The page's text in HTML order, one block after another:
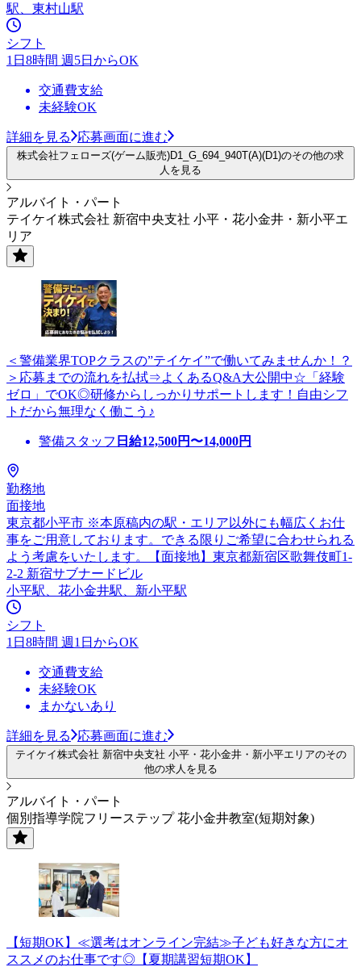
駅、東村山駅
シフト
1日8時間 週5日からOK
交通費支給
未経験OK
詳細を見る 応募画面に進む
株式会社フェローズ(ゲーム販売)D1_G_694_940T(A)(D1)のその他の求
人を見る
アルバイト・パート
テイケイ株式会社 新宿中央支社 小平・花小金井・新小平エ
リア
＜警備業界TOPクラスの”テイケイ”で働いてみませんか！？
＞応募までの流れを払拭⇒よくあるQ&A大公開中☆「経験
ゼロ」でOK◎研修からしっかりサポートします！自由シフ
トだから無理なく働こう♪
警備スタッフ 日給12,500円〜14,000円
勤務地
面接地
東京都小平市 ※本原稿内の駅・エリア以外にも幅広くお仕
事をご用意しております。できる限りご希望に合わせられる
よう考慮をいたします。【面接地】東京都新宿区歌舞伎町1-
2-2 新宿サブナードビル
小平駅、花小金井駅、新小平駅
シフト
1日8時間 週1日からOK
交通費支給
未経験OK
まかないあり
詳細を見る 応募画面に進む
テイケイ株式会社 新宿中央支社 小平・花小金井・新小平エリアのその
他の求人を見る
アルバイト・パート
個別指導学院フリーステップ 花小金井教室(短期対象)
【短期OK】≪選考はオンライン完結≫子ども好きな方にオ
ススメのお仕事です◎【夏期講習短期OK】